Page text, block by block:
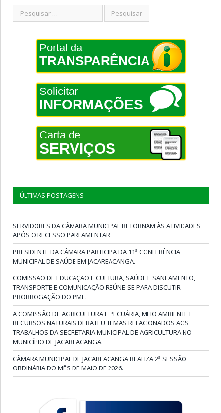
Portal da
TRANSPARÊNCIA
Solicitar
INFORMAÇÕES
Carta de
SERVIÇOS
ÚLTIMAS POSTAGENS
SERVIDORES DA CÂMARA MUNICIPAL RETORNAM ÀS ATIVIDADES
APÓS O RECESSO PARLAMENTAR
PRESIDENTE DA CÂMARA PARTICIPA DA 11ª CONFERÊNCIA
MUNICIPAL DE SAÚDE EM JACAREACANGA.
COMISSÃO DE EDUCAÇÃO E CULTURA, SAÚDE E SANEAMENTO,
TRANSPORTE E COMUNICAÇÃO REÚNE-SE PARA DISCUTIR
PRORROGAÇÃO DO PME.
A COMISSÃO DE AGRICULTURA E PECUÁRIA, MEIO AMBIENTE E
RECURSOS NATURAIS DEBATEU TEMAS RELACIONADOS AOS
TRABALHOS DA SECRETARIA MUNICIPAL DE AGRICULTURA NO
MUNICÍPIO DE JACAREACANGA.
CÂMARA MUNICIPAL DE JACAREACANGA REALIZA 2ª SESSÃO
ORDINÁRIA DO MÊS DE MAIO DE 2026.